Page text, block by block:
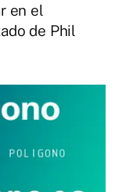
en el
de Phil